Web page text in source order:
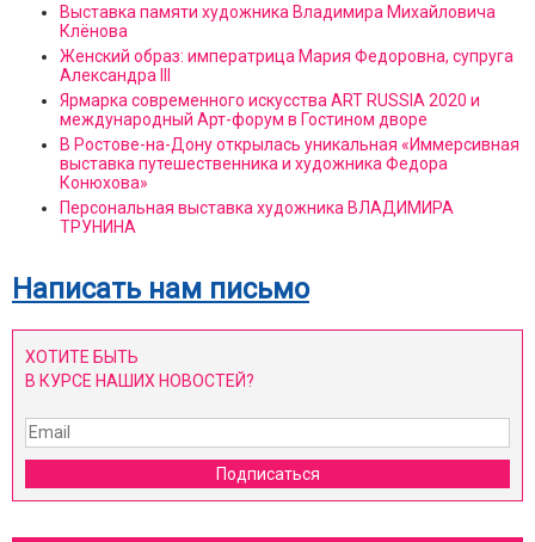
Выставка памяти художника Владимира Михайловича
Клёнова
Женский образ: императрица Мария Федоровна, супруга
Александра III
Ярмарка современного искусства АRT RUSSIA 2020 и
международный Арт-форум в Гостином дворе
В Ростове-на-Дону открылась уникальная «Иммерсивная
выставка путешественника и художника Федора
Конюхова»
Персональная выставка художника ВЛАДИМИРА
ТРУНИНА
Написать нам письмо
ХОТИТЕ БЫТЬ
В КУРСЕ НАШИХ НОВОСТЕЙ?
Подписаться